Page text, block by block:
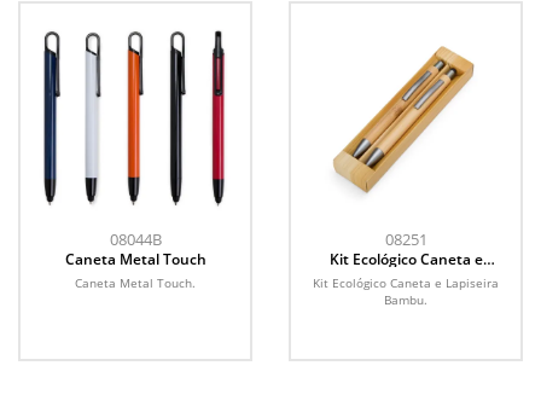
08044B
Caneta Metal Touch
Caneta Metal Touch.
08251
Kit Ecológico Caneta e
Lapiseira Bambu
Kit Ecológico Caneta e Lapiseira
Bambu.